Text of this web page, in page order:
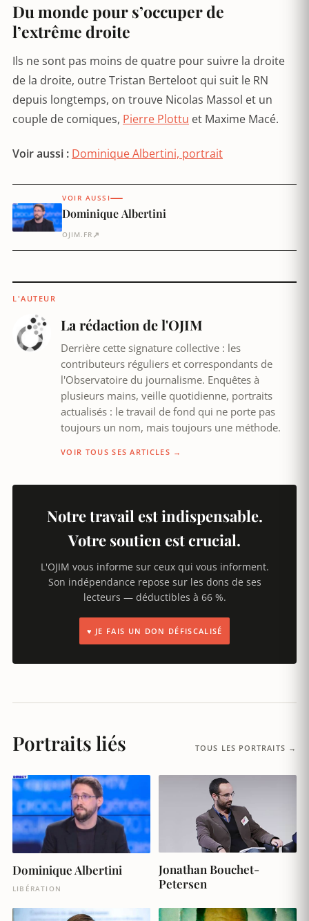
Du monde pour s’occuper de
l’extrême droite
Ils ne sont pas moins de quatre pour suivre la droite
de la droite, outre Tristan Berteloot qui suit le RN
depuis longtemps, on trouve Nicolas Massol et un
couple de comiques, Pierre Plottu et Maxime Macé.
Voir aussi : Dominique Albertini, portrait
VOIR AUSSI
Dominique Albertini
OJIM.FR ↗
L'AUTEUR
La rédaction de l'OJIM
Derrière cette signature collective : les
contributeurs réguliers et correspondants de
l'Observatoire du journalisme. Enquêtes à
plusieurs mains, veille quotidienne, portraits
actualisés : le travail de fond qui ne porte pas
toujours un nom, mais toujours une méthode.
VOIR TOUS SES ARTICLES →
Notre travail est indispensable.
Votre soutien est crucial.
L'OJIM vous informe sur ceux qui vous informent.
Son indépendance repose sur les dons de ses
lecteurs — déductibles à 66 %.
♥ JE FAIS UN DON DÉFISCALISÉ
Portraits liés TOUS LES PORTRAITS →
Dominique Albertini
LIBÉRATION
Jonathan Bouchet-
Petersen